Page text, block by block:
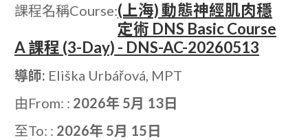
課程名稱Course:(上海) 動態神經肌肉穩
定術 DNS Basic Course
A 課程 (3-Day) - DNS-AC-20260513
導師: Eliška Urbářová, MPT
由From: : 2026年 5月 13日
至To: : 2026年 5月 15日